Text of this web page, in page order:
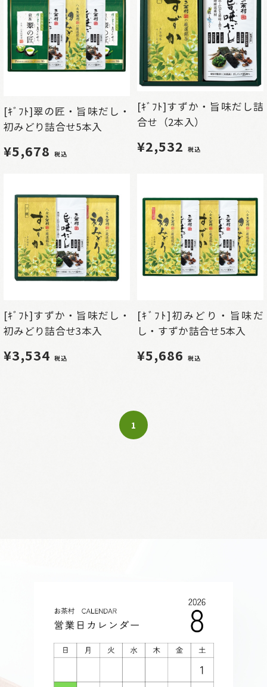
[ｷﾞﾌﾄ]翠の匠・旨味だし・
初みどり詰合せ5本入
¥5,678 税込
[ｷﾞﾌﾄ]すずか・旨味だし詰
合せ（2本入）
¥2,532 税込
[ｷﾞﾌﾄ]すずか・旨味だし・
初みどり詰合せ3本入
¥3,534 税込
[ｷﾞﾌﾄ]初みどり・旨味だ
し・すずか詰合せ5本入
¥5,686 税込
1